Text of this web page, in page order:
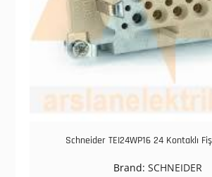
Schneider TEI24WP16 24 Kontaklı
Brand: SCHNEIDER